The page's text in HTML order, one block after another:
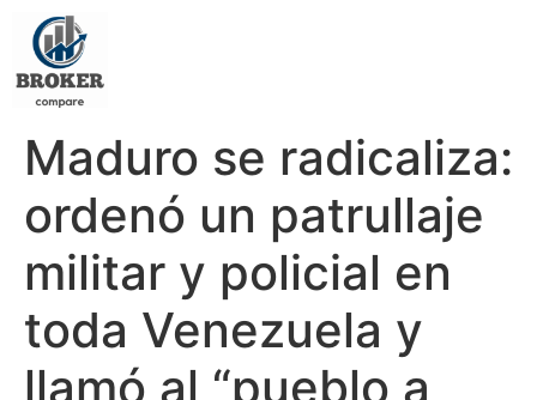
Maduro se radicaliza:
ordenó un patrullaje
militar y policial en
toda Venezuela y
llamó al “pueblo a